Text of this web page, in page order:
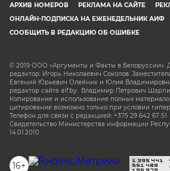
АРХИВ НОМЕРОВ РЕКЛАМА НА САЙТЕ
ОНЛАЙН-ПОДПИСКА НА ЕЖЕНЕДЕЛЬНИК АИФ
СООБЩИТЬ В РЕДАКЦИЮ ОБ ОШИБКЕ
© 2019 ООО «Аргументы и Факты в Белоруссии».
редактор: Игорь Николаевич Соколов.
Евгений Юрьевич Олейник и Юлия
редактор сайта aif.by: Владимир Петрович
Копирование и использование полных
цитирование возможно только при условии
Телефон для связи с редакцией: +375 29 642 67 51.
Свидетельство Министерства информации
14.01.2010
16+